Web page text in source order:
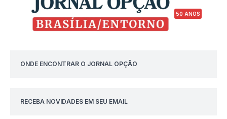
50 ANOS
ONDE ENCONTRAR O JORNAL OPÇÃO
RECEBA NOVIDADES EM SEU EMAIL